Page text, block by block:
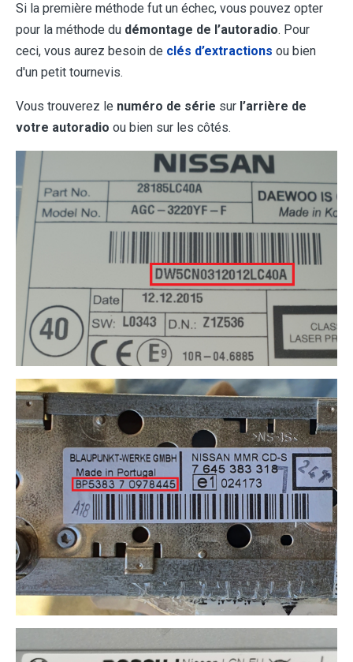
Si la première méthode fut un échec, vous pouvez opter
pour la méthode du démontage de l’autoradio. Pour
ceci, vous aurez besoin de clés d’extractions ou bien
d'un petit tournevis.
Vous trouverez le numéro de série sur l’arrière de
votre autoradio ou bien sur les côtés.